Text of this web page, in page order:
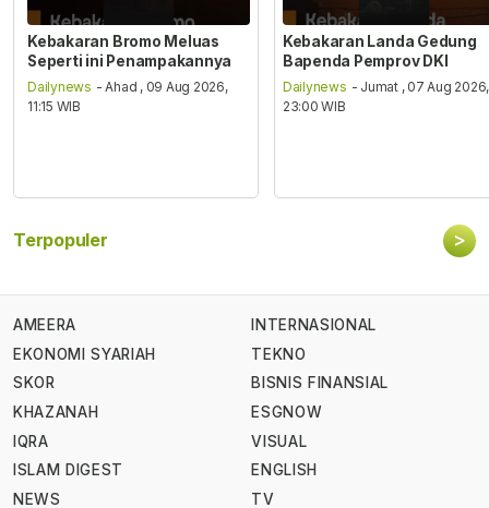
Kebakaran Bromo Meluas
Seperti ini Penampakannya
Dailynews - Ahad , 09 Aug 2026,
11:15 WIB
Kebakaran Landa Gedung
Bapenda Pemprov DKI
Dailynews - Jumat , 07 Aug 2026,
23:00 WIB
Terpopuler >
AMEERA
EKONOMI SYARIAH
SKOR
KHAZANAH
IQRA
ISLAM DIGEST
NEWS
INTERNASIONAL
TEKNO
BISNIS FINANSIAL
ESGNOW
VISUAL
ENGLISH
TV